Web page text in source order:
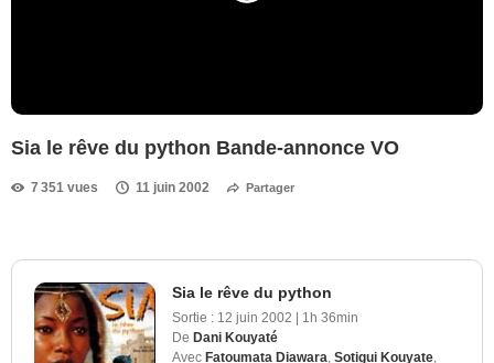
Sia le rêve du python Bande-annonce VO
7 351 vues 11 juin 2002 Partager
Sia le rêve du python
Sortie : 12 juin 2002 | 1h 36min
De Dani Kouyaté
Avec Fatoumata Diawara Sotigui Kouyate